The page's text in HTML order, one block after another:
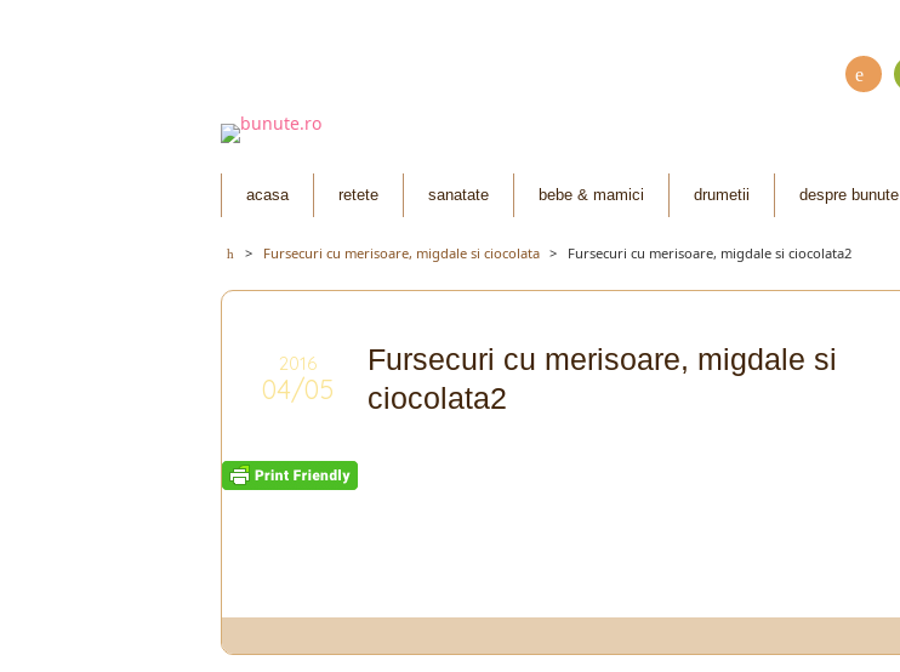
acasa retete sanatate bebe & mamici drumetii despre bunute
> Fursecuri cu merisoare, migdale si ciocolata > Fursecuri cu merisoare, migdale si ciocolata2
2016
04/05
Fursecuri cu merisoare, migdale si
ciocolata2